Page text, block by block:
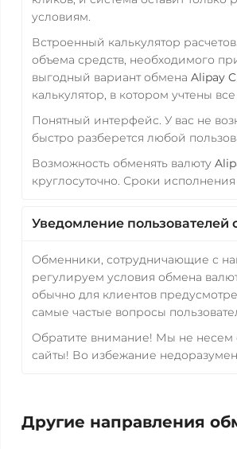
условиям.
Встроенный калькулятор
объема средств, необходимого
выгодный вариант обмена Alipay
калькулятор, в котором учтены все
Понятный интерфейс. У вас не
быстро разберется любой
Возможность обменять валюту
круглосуточно. Сроки
Уведомление пользователей
Обменники, сотрудничающие с
регулируем условия обмена
обычно для клиентов
самые частые вопросы
Обратите внимание! Мы не несем
сайты! Во избежание
Другие направления